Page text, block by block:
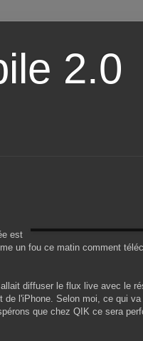
2.0
est
un fou ce matin comment
diffuser le flux live avec le
de l'iPhone. Selon moi, ce qui va
que chez QIK ce sera